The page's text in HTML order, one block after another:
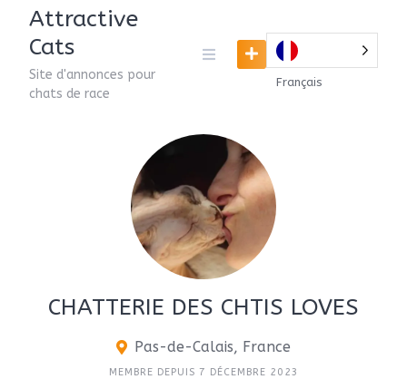
Attractive
Cats
Site d'annonces pour
chats de race
Français
CHATTERIE DES CHTIS LOVES
Pas-de-Calais, France
MEMBRE DEPUIS 7 DÉCEMBRE 2023